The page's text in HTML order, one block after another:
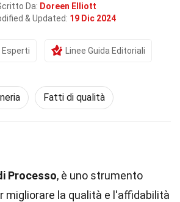
Da: Doreen Elliott
& Updated: 19 Dic 2024
Linee Guida Editoriali
Fatti di qualità
Processo, è uno strumento
migliorare la qualità e l'affidabilità